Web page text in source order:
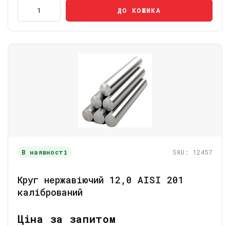
ДО КОШИКА
В наявності SKU: 12457
Круг нержавіючий 12,0 АІSI 201
калібрований
Ціна за запитом